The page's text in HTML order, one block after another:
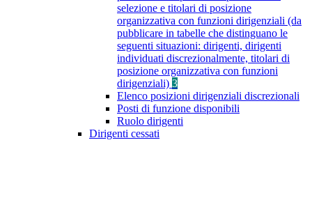
selezione e titolari di posizione
organizzativa con funzioni dirigenziali (da
pubblicare in tabelle che distinguano le
seguenti situazioni: dirigenti, dirigenti
individuati discrezionalmente, titolari di
posizione organizzativa con funzioni
dirigenziali) 3
Elenco posizioni dirigenziali discrezionali
Posti di funzione disponibili
Ruolo dirigenti
Dirigenti cessati